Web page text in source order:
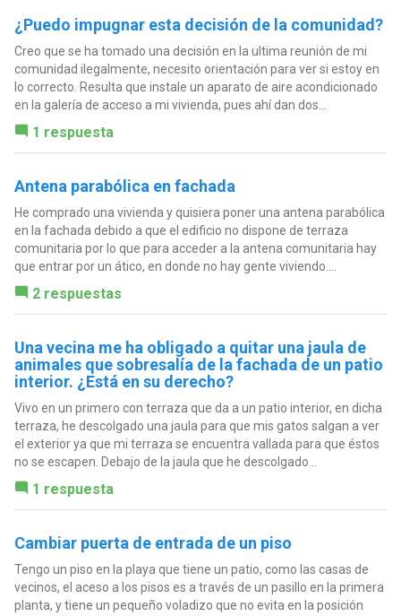
¿Puedo impugnar esta decisión de la comunidad?
Creo que se ha tomado una decisión en la ultima reunión de mi
comunidad ilegalmente, necesito orientación para ver si estoy en
lo correcto. Resulta que instale un aparato de aire acondicionado
en la galería de acceso a mi vivienda, pues ahí dan dos...
1 respuesta
Antena parabólica en fachada
He comprado una vivienda y quisiera poner una antena parabólica
en la fachada debido a que el edificio no dispone de terraza
comunitaria por lo que para acceder a la antena comunitaria hay
que entrar por un ático, en donde no hay gente viviendo....
2 respuestas
Una vecina me ha obligado a quitar una jaula de
animales que sobresalía de la fachada de un patio
interior. ¿Está en su derecho?
Vivo en un primero con terraza que da a un patio interior, en dicha
terraza, he descolgado una jaula para que mis gatos salgan a ver
el exterior ya que mi terraza se encuentra vallada para que éstos
no se escapen. Debajo de la jaula que he descolgado...
1 respuesta
Cambiar puerta de entrada de un piso
Tengo un piso en la playa que tiene un patio, como las casas de
vecinos, el aceso a los pisos es a través de un pasillo en la primera
planta, y tiene un pequeño voladizo que no evita en la posición